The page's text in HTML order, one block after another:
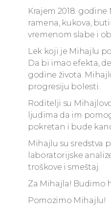
Krajem 2018.
ramena, kukova,
vremenom slabe i
Lek koji je Mihajlu
Da bi imao efekta,
godine života.
progresiju bolesti.
Roditelji su
ljudima da im
pokretan i bude
Mihajlu su sredstva
laboratorijske
troškove i smeštaj.
Za Mihajla! Budimo
Pomozimo Mihajlu!